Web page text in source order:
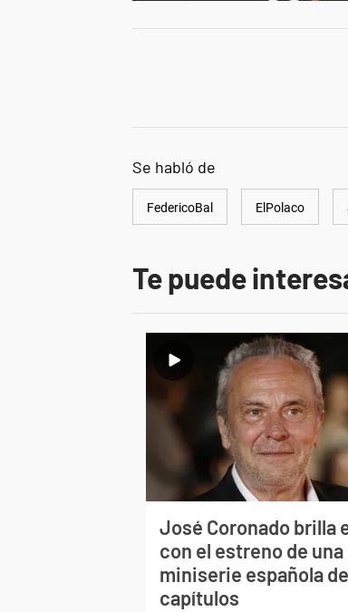
Se habló de
FedericoBal ElPolaco
Te puede
José Coronado brilla
con el estreno de una
miniserie española
capítulos